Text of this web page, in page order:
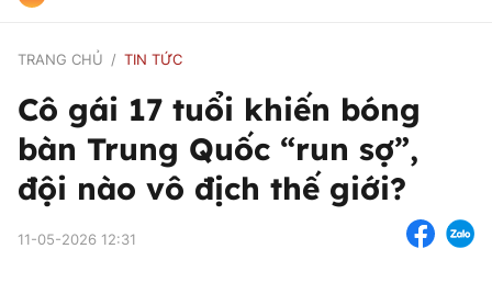
TRANG CHỦ TIN TỨC
Cô gái 17 tuổi khiến bóng
bàn Trung Quốc “run sợ”,
đội nào vô địch thế giới?
11-05-2026 12:31